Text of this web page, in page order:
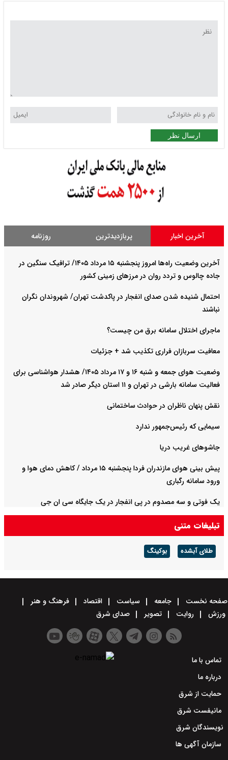
ارسال نظر
آخرین اخبار پربازدیدترین روزنامه
آخرین وضعیت راه‌ها امروز پنجشنبه ۱۵ مرداد ۱۴۰۵/ ترافیک سنگین در
جاده چالوس و تردد روان در مرزهای زمینی کشور
احتمال شنیده شدن صدای انفجار در پاکدشت تهران/ شهروندان نگران
نباشند
ماجرای اختلال سامانه برق من چیست؟
معافیت سربازان فراری تکذیب شد + جزئیات
وضعیت هوای جمعه و شنبه ۱۶ و ۱۷ مرداد ۱۴۰۵/ هشدار هواشناسی برای
فعالیت سامانه بارشی در تهران و ۱۱ استان دیگر صادر شد
نقش پنهان ناظران در حوادث ساختمانی
سیمایی که رئیس‌جمهور ندارد
جاشوهای غریب دریا
پیش بینی هوای مازندران فردا پنجشنبه ۱۵ مرداد / کاهش دمای هوا و
ورود سامانه رگباری
یک فوتی و سه مصدوم در پی انفجار در یک جایگاه سی ان جی
تبلیغات متنی
طلای آبشده بوکینگ
صفحه نخست جامعه سیاست اقتصاد
فرهنگ و هنر
ورزش
روایت تصویر صدای شرق
تماس با ما
درباره ما
حمایت از شرق
مانیفست شرق
نویسندگان شرق
سازمان آگهی ها